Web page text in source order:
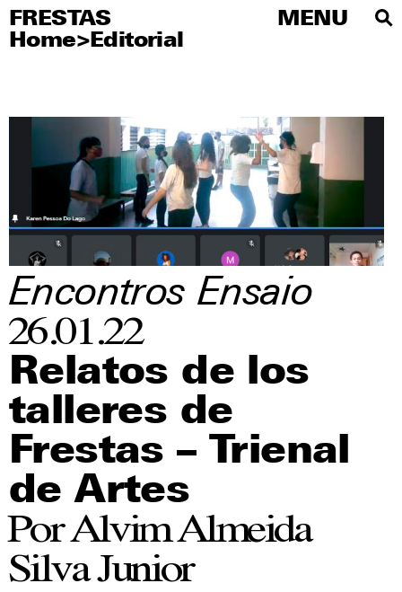
FRESTAS
Home>Editorial
MENU
FRESTAS
MENU
Artistas
Editorial
Educativo
Publicaciones
Visite
Imprensa
Redes sociales
Encontros Ensaio
26.01.22
Relatos de los
talleres de
Frestas – Trienal
de Artes
Por Alvim Almeida
Silva Junior